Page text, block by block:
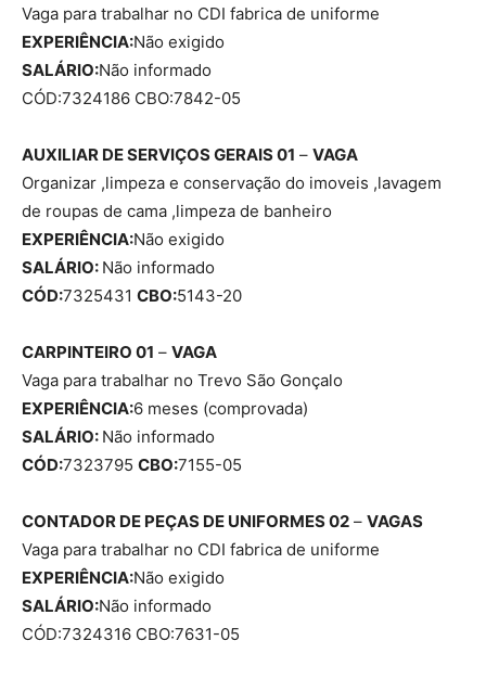
Vaga para trabalhar no CDI fabrica de uniforme
EXPERIÊNCIA:Não exigido
SALÁRIO:Não informado
CÓD:7324186 CBO:7842-05
AUXILIAR DE SERVIÇOS GERAIS 01 – VAGA
Organizar ,limpeza e conservação do imoveis ,lavagem
de roupas de cama ,limpeza de banheiro
EXPERIÊNCIA:Não exigido
SALÁRIO: Não informado
CÓD:7325431 CBO:5143-20
CARPINTEIRO 01 – VAGA
Vaga para trabalhar no Trevo São Gonçalo
EXPERIÊNCIA:6 meses (comprovada)
SALÁRIO: Não informado
CÓD:7323795 CBO:7155-05
CONTADOR DE PEÇAS DE UNIFORMES 02 – VAGAS
Vaga para trabalhar no CDI fabrica de uniforme
EXPERIÊNCIA:Não exigido
SALÁRIO:Não informado
CÓD:7324316 CBO:7631-05